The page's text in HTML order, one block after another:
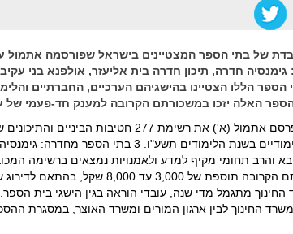
של בתי הספר המצטיינים בישראל שפורסמה אתמול
חדרה, תיכון חדרה בית אליעזר, אולפנא בני
הספר הללו הצטיינו בהישגיהם הערכיים, החברתיים
האלה יזכו במשכורתם הקרובה למענק חד-פעמי של עד 8,000
משרד החינוך פרסם אתמול (א') את רשימת 277
החברתיים והלימודיים בשנת הלימודים תשע"ו. 3
והרב תחומי מקיף למדע ולאמנויות נמצאים ברשימה
יקבלו במשכורתם הקרובה תוספת של 3,000
מתגמל מדי שנה, עובדי הוראה בגין הישגי בית הספר.
החינוך לבין ארגון המורים ומשרד האוצר, במסגרת